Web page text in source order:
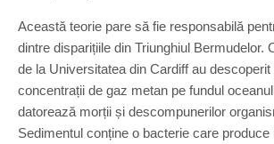
Această teorie pare să fie responsabilă
dintre disparițiile din Triunghiul Bermudelor.
de la Universitatea din Cardiff au
concentrații de gaz metan pe fundul
datorează morții și descompunerilor
Sedimentul conține o bacterie care